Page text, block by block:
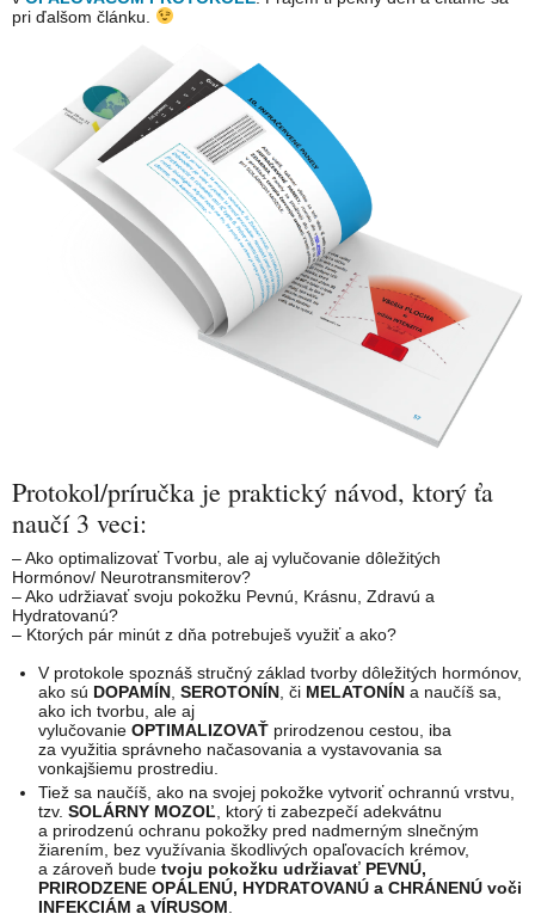
pri ďalšom článku.
Protokol/príručka je praktický návod, ktorý ťa
naučí 3 veci:
– Ako optimalizovať Tvorbu, ale aj vylučovanie dôležitých
Hormónov/ Neurotransmiterov?
– Ako udržiavať svoju pokožku Pevnú, Krásnu, Zdravú a
Hydratovanú?
– Ktorých pár minút z dňa potrebuješ využiť a ako?
V protokole spoznáš stručný základ tvorby dôležitých hormónov,
ako sú DOPAMÍN ,SEROTONÍN , či MELATONÍN a naučíš sa,
ako ich tvorbu, ale aj
vylučovanieOPTIMALIZOVAŤ prirodzenou cestou, iba
za využitia správneho načasovania a vystavovania sa
vonkajšiemu prostrediu.
Tiež sa naučíš, ako na svojej pokožke vytvoriť ochrannú vrstvu,
tzv.SOLÁRNY MOZOĽ , ktorý ti zabezpečí adekvátnu
a prirodzenú ochranu pokožky pred nadmerným slnečným
žiarením, bez využívania škodlivých opaľovacích krémov,
a zároveň budetvoju pokožku udržiavať PEVNÚ,
PRIRODZENE OPÁLENÚ, HYDRATOVANÚ a CHRÁNENÚ voči
INFEKCIÁM a VÍRUSOM